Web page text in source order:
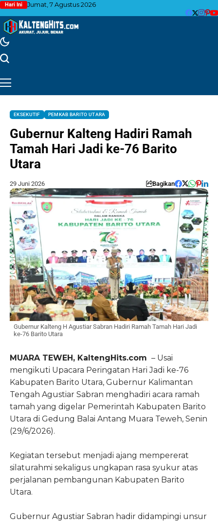
Hari Ini Jumat, 7 Agustus 2026
EKSEKUTIF PEMKAB BARITO UTARA
Gubernur Kalteng Hadiri Ramah
Tamah Hari Jadi ke-76 Barito
Utara
29 Juni 2026 Bagikan
Gubernur Kalteng H Agustiar Sabran Hadiri Ramah Tamah Hari Jadi
ke-76 Barito Utara
MUARA TEWEH, KaltengHits.com – Usai
mengikuti Upacara Peringatan Hari Jadi ke-76
Kabupaten Barito Utara, Gubernur Kalimantan
Tengah Agustiar Sabran menghadiri acara ramah
tamah yang digelar Pemerintah Kabupaten Barito
Utara di Gedung Balai Antang Muara Teweh, Senin
(29/6/2026).
Kegiatan tersebut menjadi ajang mempererat
silaturahmi sekaligus ungkapan rasa syukur atas
perjalanan pembangunan Kabupaten Barito
Utara.
Gubernur Agustiar Sabran hadir didampingi unsur